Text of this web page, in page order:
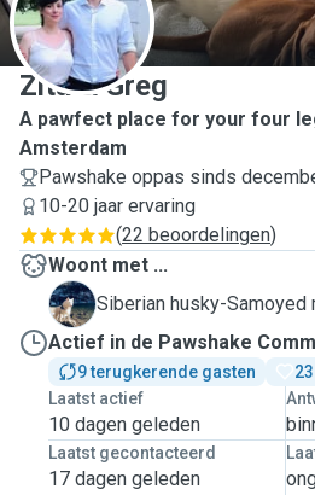
Z
Zita & Greg
A pawfect place for your four
Amsterdam
Pawshake oppas sinds
10-20 jaar ervaring
(22 beoordelingen)
Woont met ...
Z
Siberian husky-Samoyed
Actief in de Pawshake
9 terugkerende gasten
Laatst actief
10 dagen geleden
Laatst gecontacteerd
17 dagen geleden